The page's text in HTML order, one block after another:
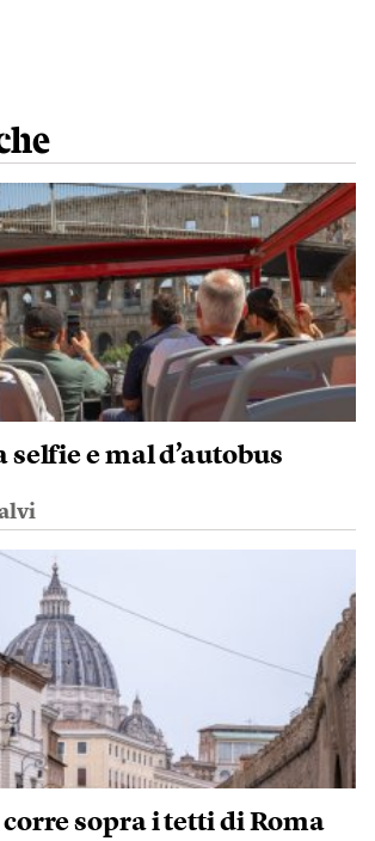
selfie e mal d’autobus
sopra i tetti di Roma